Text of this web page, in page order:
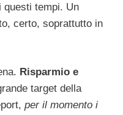
questi tempi. Un
certo, soprattutto in
Risparmio e
target della
per il momento i